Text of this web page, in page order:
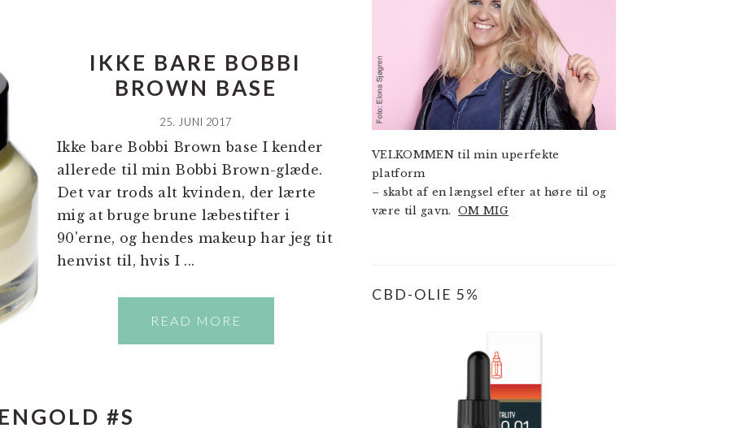
IKKE BARE BOBBI
BROWN BASE
25. JUNI 2017
Ikke bare Bobbi Brown base I kender
allerede til min Bobbi Brown-glæde.
Det var trods alt kvinden, der lærte
mig at bruge brune læbestifter i
90'erne, og hendes makeup har jeg tit
henvist til, hvis I ...
READ MORE
#S
VELKOMMEN til min uperfekte
platform
– skabt af en længsel efter at høre til og
være til gavn.OM MIG
CBD-OLIE 5%